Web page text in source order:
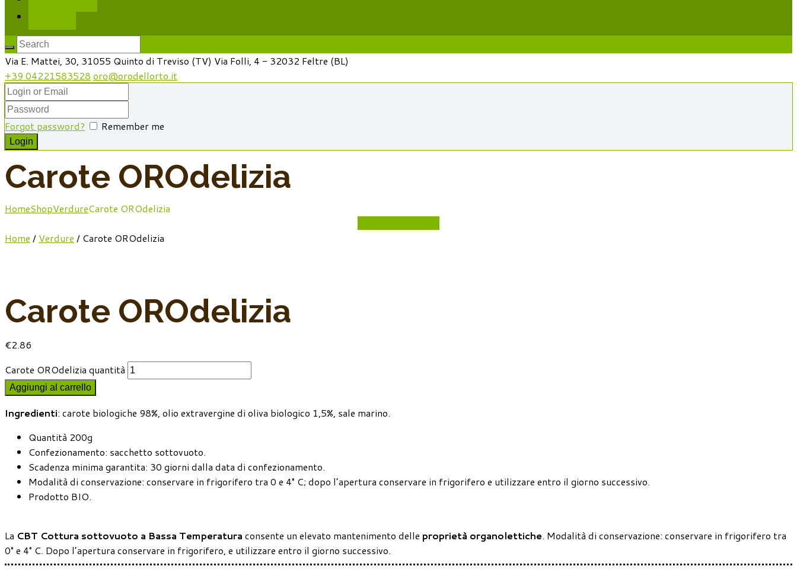
Via E. Mattei, 30, 31055 Quinto di Treviso (TV) Via Folli, 4 - 32032 Feltre (BL)
+39 04221583528 oro@orodellorto.it
Forgot password? Remember me
Carote OROdelizia
HomeShopVerdureCarote OROdelizia
Home / Verdure / Carote OROdelizia
Carote OROdelizia
€2.86
Carote OROdelizia quantità
Aggiungi al carrello
Ingredienti: carote biologiche 98%, olio extravergine di oliva biologico 1,5%, sale marino.
Quantità 200g
Confezionamento: sacchetto sottovuoto.
Scadenza minima garantita: 30 giorni dalla data di confezionamento.
Modalità di conservazione: conservare in frigorifero tra 0 e 4° C; dopo l’apertura conservare in frigorifero e utilizzare entro il giorno successivo.
Prodotto BIO.
La CBT Cottura sottovuoto a Bassa Temperatura consente un elevato mantenimento delle proprietà organolettiche. Modalità di conservazione: conservare in frigorifero tra
0° e 4° C. Dopo l’apertura conservare in frigorifero, e utilizzare entro il giorno successivo.